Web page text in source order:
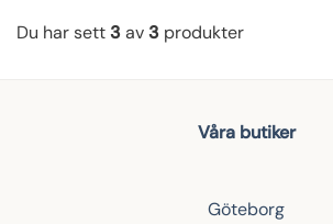
Du har sett3av3 produkter
Våra butiker
Göteborg